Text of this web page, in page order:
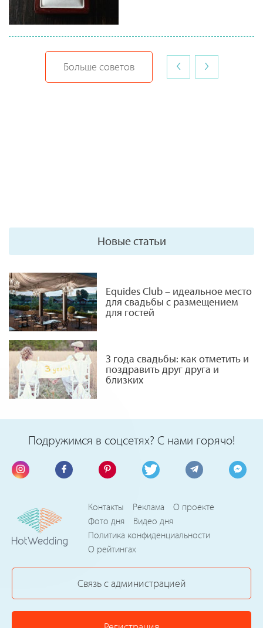
Больше советов ‹ ›
Новые статьи
Equides Club – идеальное место
для свадьбы с размещением
для гостей
3 года свадьбы: как отметить и
поздравить друг друга и
близких
Подружимся в соцсетях? С нами горячо!
Контакты Реклама
О проекте
Фото дня
Видео дня
Политика конфиденциальности
О рейтингах
Связь с администрацией